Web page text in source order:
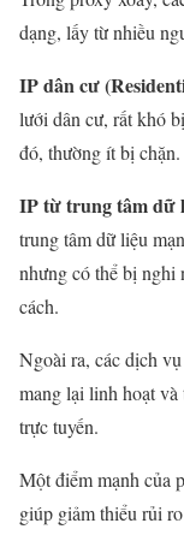
dạng, lấy từ nhiều
IP dân cư
lưới dân cư, rất khó
đó, thường ít bị chặn.
IP từ trung tâm dữ
trung tâm dữ liệu
nhưng có thể bị nghi
cách.
Ngoài ra, các dịch
mang lại linh hoạt
trực tuyến.
Một điểm mạnh của
giúp giảm thiểu rủi